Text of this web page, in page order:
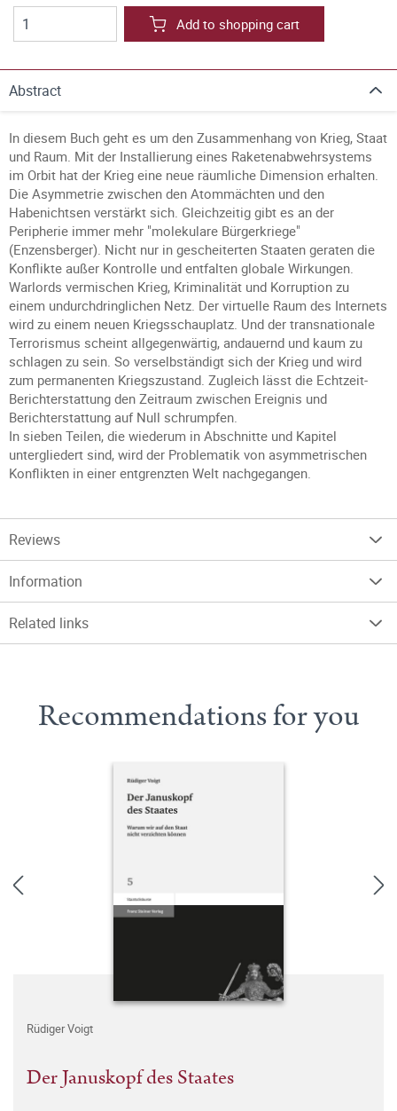
Add to shopping cart
Abstract
In diesem Buch geht es um den Zusammenhang von Krieg, Staat
und Raum. Mit der Installierung eines Raketenabwehrsystems
im Orbit hat der Krieg eine neue räumliche Dimension erhalten.
Die Asymmetrie zwischen den Atommächten und den
Habenichtsen verstärkt sich. Gleichzeitig gibt es an der
Peripherie immer mehr "molekulare Bürgerkriege"
(Enzensberger). Nicht nur in gescheiterten Staaten geraten die
Konflikte außer Kontrolle und entfalten globale Wirkungen.
Warlords vermischen Krieg, Kriminalität und Korruption zu
einem undurchdringlichen Netz. Der virtuelle Raum des Internets
wird zu einem neuen Kriegsschauplatz. Und der transnationale
Terrorismus scheint allgegenwärtig, andauernd und kaum zu
schlagen zu sein. So verselbständigt sich der Krieg und wird
zum permanenten Kriegszustand. Zugleich lässt die Echtzeit-
Berichterstattung den Zeitraum zwischen Ereignis und
Berichterstattung auf Null schrumpfen.
In sieben Teilen, die wiederum in Abschnitte und Kapitel
untergliedert sind, wird der Problematik von asymmetrischen
Konflikten in einer entgrenzten Welt nachgegangen.
Reviews
Information
Related links
Recommendations for you
Rüdiger Voigt
Der Januskopf des Staates